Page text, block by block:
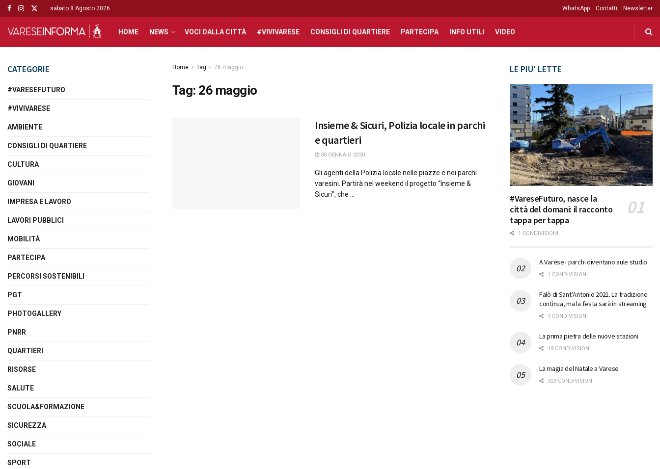
sabato 8 Agosto 2026 WhatsApp Contatti Newsletter
HOME NEWS VOCI DALLA CITTÀ #VIVIVARESE CONSIGLI DI QUARTIERE PARTECIPA INFO UTILI VIDEO
Home Tag 26 maggio
Tag: 26 maggio
Insieme & Sicuri, Polizia locale in parchi
e quartieri
30 GENNAIO 2020
Gli agenti della Polizia locale nelle piazze e nei parchi
varesini. Partirà nel weekend il progetto “Insieme &
Sicuri”, che ...
CATEGORIE
#VARESEFUTURO
#VIVIVARESE
AMBIENTE
CONSIGLI DI QUARTIERE
CULTURA
GIOVANI
IMPRESA E LAVORO
LAVORI PUBBLICI
MOBILITÀ
PARTECIPA
PERCORSI SOSTENIBILI
PGT
PHOTOGALLERY
PNRR
QUARTIERI
RISORSE
SALUTE
SCUOLA&FORMAZIONE
SICUREZZA
SOCIALE
SPORT
LE PIU' LETTE
#VareseFuturo, nasce la
città del domani: il racconto
tappa per tappa
1 CONDIVISIONI
A Varese i parchi diventano aule studio
1 CONDIVISIONI
Falò di Sant’Antonio 2021. La tradizione
continua, ma la festa sarà in streaming
1 CONDIVISIONI
La prima pietra delle nuove stazioni
19 CONDIVISIONI
La magia del Natale a Varese
323 CONDIVISIONI